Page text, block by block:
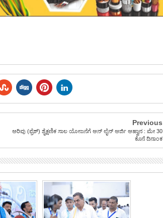
Previous
ಅರಿವು (ಫ್ರೆಶ್) ಶೈಕ್ಷಣಿಕ ಸಾಲ ಯೋಜನೆಗೆ ಆನ್ ಲೈನ್ ಅರ್ಜಿ ಆಹ್ವಾನ : ಮೇ 30
ಕೊನೆ ದಿನಾಂಕ